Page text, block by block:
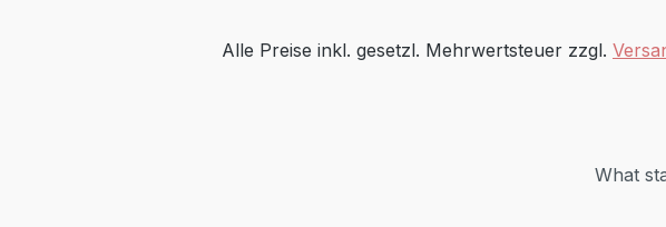
Alle Preise inkl. gesetzl. Mehrwertsteuer zzgl.
What